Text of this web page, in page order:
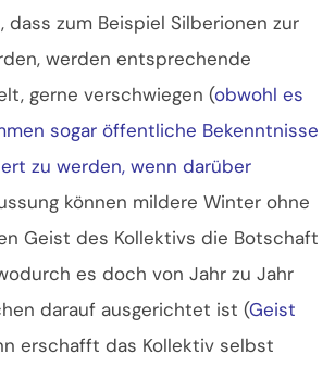
zum Beispiel Silberionen zur
werden entsprechende
gerne verschwiegen (obwohl es
sogar öffentliche Bekenntnisse
zu werden, wenn darüber
können mildere Winter ohne
Geist des Kollektivs die Botschaft
es doch von Jahr zu Jahr
darauf ausgerichtet ist (Geist
erschafft das Kollektiv selbst